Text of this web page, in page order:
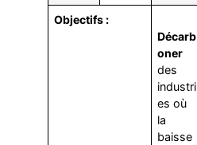
Objectifs :
Décarb
oner
des
industri
es où
la
baisse